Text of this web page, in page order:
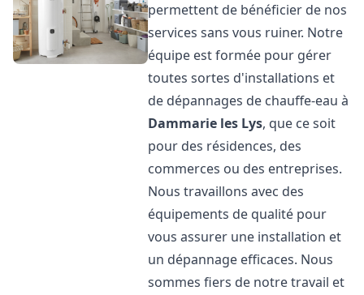
permettent de bénéficier de nos
services sans vous ruiner. Notre
équipe est formée pour gérer
toutes sortes d'installations et
de dépannages de chauffe-eau à
Dammarie les Lys, que ce soit
pour des résidences, des
commerces ou des entreprises.
Nous travaillons avec des
équipements de qualité pour
vous assurer une installation et
un dépannage efficaces. Nous
sommes fiers de notre travail et